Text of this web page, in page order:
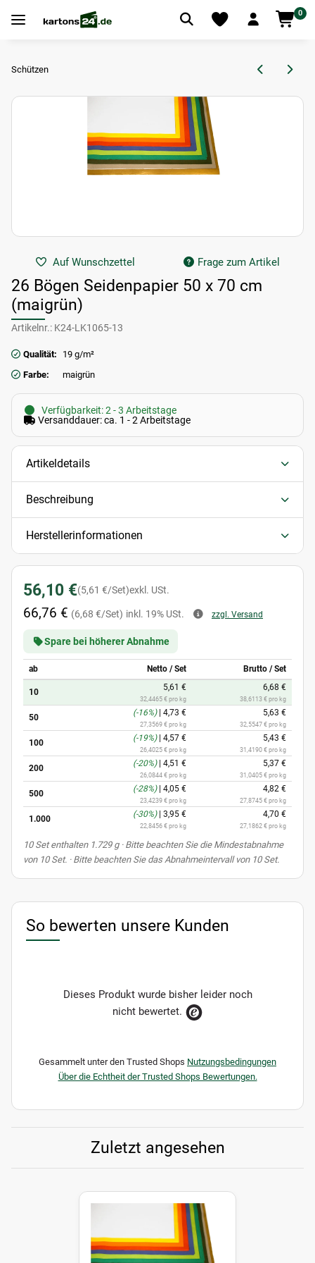
0
Schützen
Auf Wunschzettel Frage zum Artikel
26 Bögen Seidenpapier 50 x 70 cm
(maigrün)
Artikelnr.: K24-LK1065-13
Qualität:
19 g/m²
Farbe:
maigrün
Verfügbarkeit: 2 - 3 Arbeitstage
Versanddauer: ca. 1 - 2 Arbeitstage
Artikeldetails
Beschreibung
Herstellerinformationen
56,10 €(5,61 €/Set)exkl. USt.
66,76 € (6,68 €/Set) inkl. 19% USt. zzgl. Versand
Spare bei höherer Abnahme
ab Netto / Set Brutto / Set
10 5,61 €
32,4465 € pro kg
6,68 €
38,6113 € pro kg
50 (-16%) 4,73 €
27,3569 € pro kg
5,63 €
32,5547 € pro kg
100 (-19%) 4,57 €
26,4025 € pro kg
5,43 €
31,4190 € pro kg
200 (-20%) 4,51 €
26,0844 € pro kg
5,37 €
31,0405 € pro kg
500 (-28%) 4,05 €
23,4239 € pro kg
4,82 €
27,8745 € pro kg
1.000 (-30%) 3,95 €
22,8456 € pro kg
4,70 €
27,1862 € pro kg
x10 Set enthalten 1.729 g· Bitte beachten Sie die Mindestabnahme
von 10 Set. · Bitte beachten Sie das Abnahmeintervall von 10 Set.
So bewerten unsere Kunden
Dieses Produkt wurde bisher leider noch
nicht bewertet.
Gesammelt unter den Trusted Shops Nutzungsbedingungen
Über die Echtheit der Trusted Shops Bewertungen.
Zuletzt angesehen